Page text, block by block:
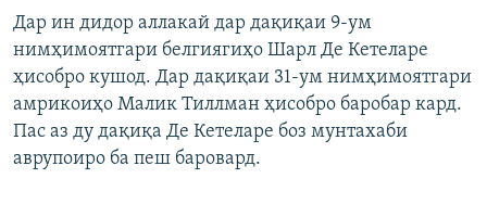
Дар ин дидор аллакай дар дақиқаи 9-ум
нимҳимоятгари белгиягиҳо Шарл Де Кетеларе
ҳисобро кушод. Дар дақиқаи 31-ум нимҳимоятгари
амрикоиҳо Малик Тиллман ҳисобро баробар кард.
Пас аз ду дақиқа Де Кетеларе боз мунтахаби
аврупоиро ба пеш баровард.